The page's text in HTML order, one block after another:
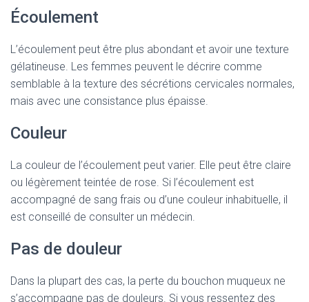
Écoulement
L’écoulement peut être plus abondant et avoir une texture
gélatineuse. Les femmes peuvent le décrire comme
semblable à la texture des sécrétions cervicales normales,
mais avec une consistance plus épaisse.
Couleur
La couleur de l’écoulement peut varier. Elle peut être claire
ou légèrement teintée de rose. Si l’écoulement est
accompagné de sang frais ou d’une couleur inhabituelle, il
est conseillé de consulter un médecin.
Pas de douleur
Dans la plupart des cas, la perte du bouchon muqueux ne
s’accompagne pas de douleurs. Si vous ressentez des